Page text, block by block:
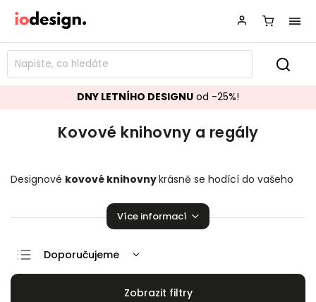
DNY LETNÍHO DESIGNU od -25%!
Kovové knihovny a regály
Designové kovové knihovnykrásně se hodící do vašeho
pozvednou úroveň vaší domácnosti!
Více informací
Doporučujeme
Nejlevnější